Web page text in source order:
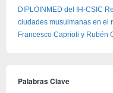
DIPLOINMED del IH-CSIC
ciudades musulmanas en el
Francesco Caprioli y Rubén
Palabras Clave